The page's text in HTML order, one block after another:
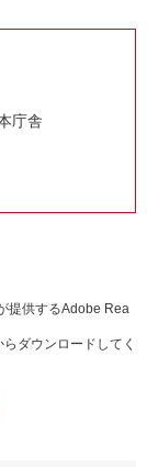
庁舎
提供するAdobe Rea
ダウンロードしてく